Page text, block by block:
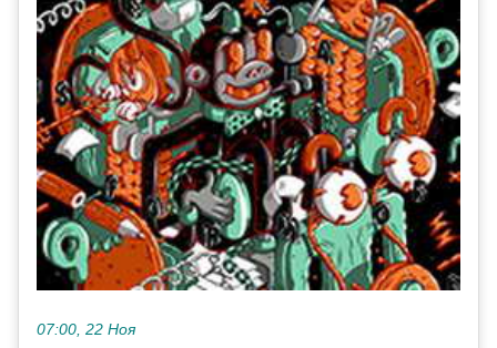
07:00, 22 Ноя